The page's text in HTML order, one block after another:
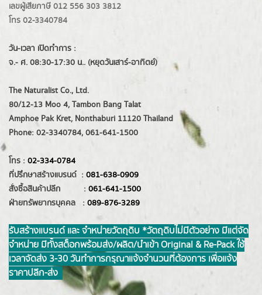
เลขผู้เสียภาษี 012 556 303 3812
โทร 02-3340784
วัน-เวลา เปิดทำการ :
จ.- ศ. 08:30-17:30 น.. (หยุดวันเสาร์-อาทิตย์)
The Naturalist Co., Ltd.
80/12-13 Moo 4, Tambon Bang Talat
Amphoe Pak Kret, Nonthaburi 11120 Thailand
Phone: 02-3340784, 061-641-1500
โทร : 02-334-0784
ที่ปรึกษาสร้างแบรนด์ : 081-638-0909
สั่งซื้อสินค้าปลีก : 061-641-1500
ฝ่ายทรัพยากรบุคคล : 089-876-3289
รับสร้างแบรนด์ และ จำหน่ายวัตถุดิบ *วัตถุดิบไม่มีตัวอย่าง มีแต่จัด
จำหน่าย มีทั้งสต็อกพร้อมส่ง/ผลิต/นำเข้า Original & Re-Pack ใช้
เวลาจัดส่ง 3-30 วันทำการ กรุณาแจ้งจำนวนที่ต้องการ เพื่อแจ้ง
ราคาปลีก-ส่ง